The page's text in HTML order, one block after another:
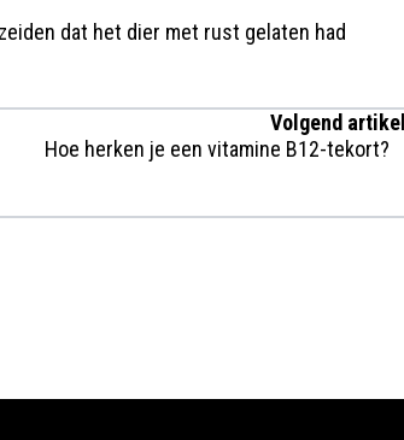
dat het dier met rust gelaten had
Volgend artikel
Hoe herken je een vitamine B12-tekort?